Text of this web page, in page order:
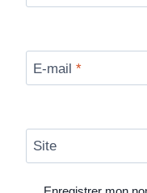
E-mail *
Site